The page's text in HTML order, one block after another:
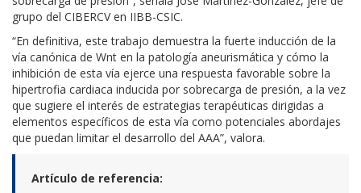
grupo del CIBERCV en IIBB-CSIC.
“En definitiva, este trabajo demuestra la fuerte inducción de la
vía canónica de Wnt en la patología aneurismática y cómo la
inhibición de esta vía ejerce una respuesta favorable sobre la
hipertrofia cardiaca inducida por sobrecarga de presión, a la vez
que sugiere el interés de estrategias terapéuticas dirigidas a
elementos específicos de esta vía como potenciales abordajes
que puedan limitar el desarrollo del AAA”, valora.
Artículo de referencia: